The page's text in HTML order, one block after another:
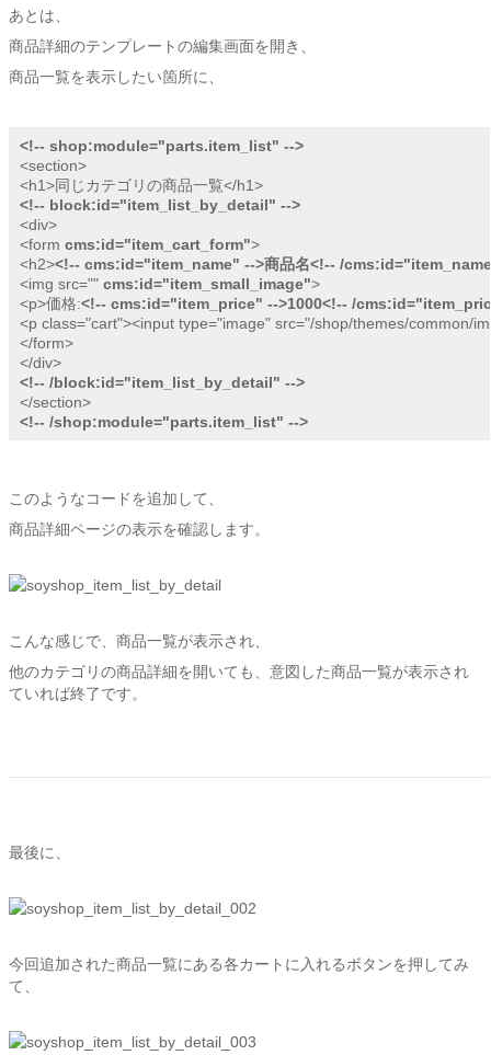
あとは、
商品詳細のテンプレートの編集画面を開き、
商品一覧を表示したい箇所に、
<!-- shop:module="parts.item_list" -->
<section>
<!-- block:id="item_list_by_detail" -->
<div>
<form cms:id="item_cart_form">
<h2><!-- cms:id="item_name" -->商品名<!-- /
<img src="" cms:id="item_small_image">
<p>価格:<!-- cms:id="item_price" -->1000<!-- /
<p class="cart"><input type="image" src="/shop/themes/common/
</form>
<!-- /block:id="item_list_by_detail" -->
<!-- /shop:module="parts.item_list" -->
このようなコードを追加して、
商品詳細ページの表示を確認します。
こんな感じで、商品一覧が表示され、
他のカテゴリの商品詳細を開いても、意図した商品一覧が表示され
ていれば終了です。
最後に、
今回追加された商品一覧にある各カートに入れるボタンを押してみ
て、